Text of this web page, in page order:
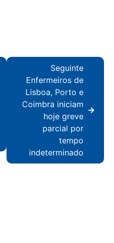
Seguinte
Enfermeiros de
Lisboa, Porto e
Coimbra iniciam
hoje greve
parcial por
tempo
indeterminado